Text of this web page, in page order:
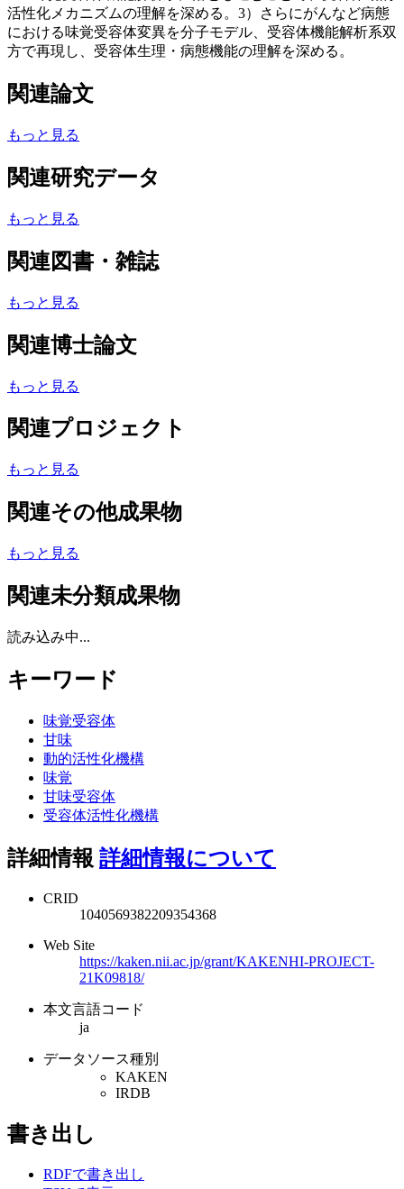
活性化メカニズムの理解を深める。3）さらにがんなど病態
における味覚受容体変異を分子モデル、受容体機能解析系双
方で再現し、受容体生理・病態機能の理解を深める。
関連論文
もっと見る
関連研究データ
もっと見る
関連図書・雑誌
もっと見る
関連博士論文
もっと見る
関連プロジェクト
もっと見る
関連その他成果物
もっと見る
関連未分類成果物
読み込み中...
キーワード
味覚受容体
甘味
動的活性化機構
味覚
甘味受容体
受容体活性化機構
詳細情報 詳細情報について
CRID
1040569382209354368
Web Site
https://kaken.nii.ac.jp/grant/KAKENHI-PROJECT-
21K09818/
本文言語コード
ja
データソース種別
KAKEN
IRDB
書き出し
RDFで書き出し